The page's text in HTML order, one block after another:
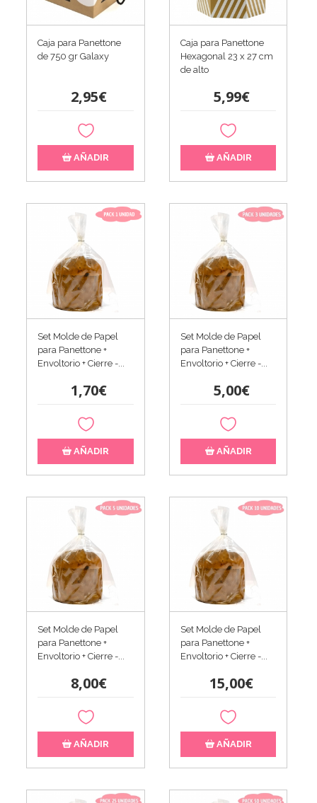
Caja para Panettone
de 750 gr Galaxy
2,95€
AÑADIR
Caja para Panettone
Hexagonal 23 x 27 cm
de alto
5,99€
AÑADIR
Set Molde de Papel
para Panettone +
Envoltorio + Cierre -...
1,70€
AÑADIR
Set Molde de Papel
para Panettone +
Envoltorio + Cierre -...
5,00€
AÑADIR
Set Molde de Papel
para Panettone +
Envoltorio + Cierre -...
8,00€
AÑADIR
Set Molde de Papel
para Panettone +
Envoltorio + Cierre -...
15,00€
AÑADIR